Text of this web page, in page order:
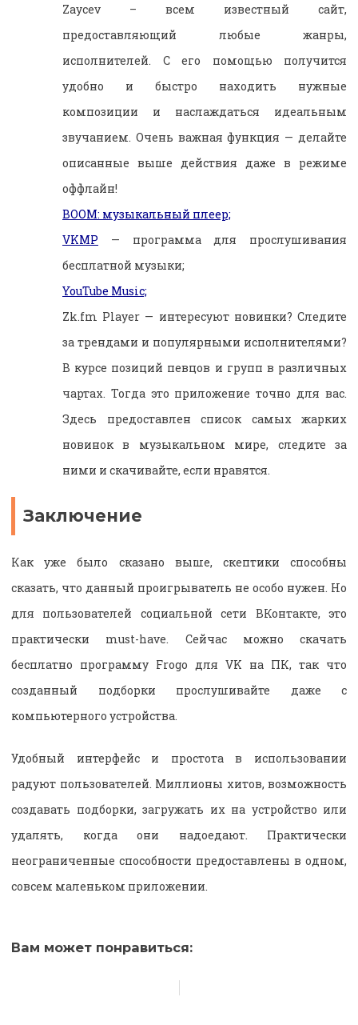
Zaycev – всем известный сайт,
предоставляющий любые жанры,
исполнителей. С его помощью получится
удобно и быстро находить нужные
композиции и наслаждаться идеальным
звучанием. Очень важная функция — делайте
описанные выше действия даже в режиме
оффлайн!
BOOM: музыкальный плеер;
VKMP — программа для прослушивания
бесплатной музыки;
YouTube Music;
Zk.fm Player — интересуют новинки? Следите
за трендами и популярными исполнителями?
В курсе позиций певцов и групп в различных
чартах. Тогда это приложение точно для вас.
Здесь предоставлен список самых жарких
новинок в музыкальном мире, следите за
ними и скачивайте, если нравятся.
Заключение
Как уже было сказано выше, скептики способны
сказать, что данный проигрыватель не особо нужен. Но
для пользователей социальной сети ВКонтакте, это
практически must-have. Сейчас можно скачать
бесплатно программу Frogo для VK на ПК, так что
созданный подборки прослушивайте даже с
компьютерного устройства.
Удобный интерфейс и простота в использовании
радуют пользователей. Миллионы хитов, возможность
создавать подборки, загружать их на устройство или
удалять, когда они надоедают. Практически
неограниченные способности предоставлены в одном,
совсем маленьком приложении.
Вам может понравиться: